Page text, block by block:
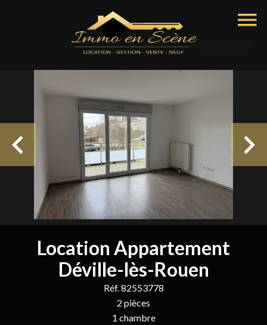
Location Appartement
Déville-lès-Rouen
Réf. 82553778
2 pièces
1 chambre